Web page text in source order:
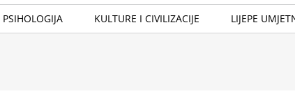
KULTURE I CIVILIZACIJE LIJEPE